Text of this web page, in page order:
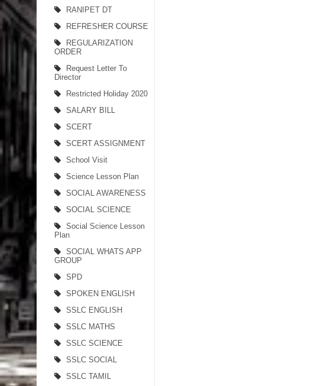
RANIPET DT
REFRESHER COURSE
REGULARIZATION
ORDER
Request Letter To
Director
Restricted Holiday 2020
SALARY BILL
SCERT
SCERT ASSIGNMENT
School Visit
Science Lesson Plan
SOCIAL AWARENESS
SOCIAL SCIENCE
Social Science Lesson
Plan
SOCIAL WHATS APP
GROUP
SPD
SPOKEN ENGLISH
SSLC ENGLISH
SSLC MATHS
SSLC SCIENCE
SSLC SOCIAL
SSLC TAMIL